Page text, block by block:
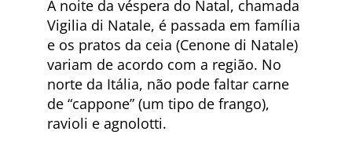
A noite da véspera do Natal, chamada
Vigilia di Natale, é passada em família
e os pratos da ceia (Cenone di Natale)
variam de acordo com a região. No
norte da Itália, não pode faltar carne
de “cappone” (um tipo de frango),
ravioli e agnolotti.